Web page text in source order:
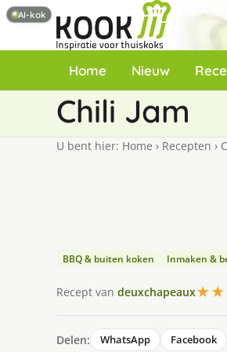
Home Nieuw
Chili Jam
U bent hier: Home › Recepten ›
BBQ & buiten koken Inmaken &
Recept van deuxchapeaux
Delen: WhatsApp Facebook
AI-kok